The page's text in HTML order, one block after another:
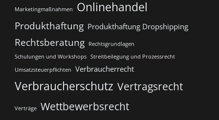
Marketingmaßnahmen Onlinehandel
Produkthaftung Produkthaftung Dropshipping
Rechtsberatung
Rechtsgrundlagen
Schulungen und Workshops Streitbeilegung und Prozessrecht​
Umsatzsteuerpflichten
Verbraucherrecht
Verbraucherschutz Vertragsrecht
Verträge Wettbewerbsrecht